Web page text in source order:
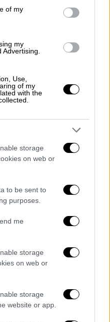
of my
my
Use,
of my
with the
storage
on web or
to be sent to
purposes.
me
storage
on web or
storage
website or app.
για την
αλλά δεν φρονώ
τεχνητό
βίο. Η Αλβανία
τις να ελπίσει
ιδρυθεί ένα σταθερό
έγεννήθη- έστω και
έθνος και η Ελλάς
Ήπειρο.
νησάκι Σάσσων,
βλαχόφωνων
παραμένει
από
βιβλίο του
Βασίλης Γεωργίου
δυστυχείς